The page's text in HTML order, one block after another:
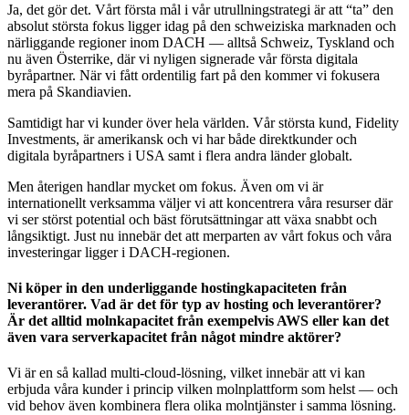
Ja, det gör det. Vårt första mål i vår utrullningstrategi är att “ta” den
absolut största fokus ligger idag på den schweiziska marknaden och
närliggande regioner inom DACH — alltså Schweiz, Tyskland och
nu även Österrike, där vi nyligen signerade vår första digitala
byråpartner. När vi fått ordentilig fart på den kommer vi fokusera
mera på Skandiavien.
Samtidigt har vi kunder över hela världen. Vår största kund, Fidelity
Investments, är amerikansk och vi har både direktkunder och
digitala byråpartners i USA samt i flera andra länder globalt.
Men återigen handlar mycket om fokus. Även om vi är
internationellt verksamma väljer vi att koncentrera våra resurser där
vi ser störst potential och bäst förutsättningar att växa snabbt och
långsiktigt. Just nu innebär det att merparten av vårt fokus och våra
investeringar ligger i DACH-regionen.
Ni köper in den underliggande hostingkapaciteten från
leverantörer. Vad är det för typ av hosting och leverantörer?
Är det alltid molnkapacitet från exempelvis AWS eller kan det
även vara serverkapacitet från något mindre aktörer?
Vi är en så kallad multi-cloud-lösning, vilket innebär att vi kan
erbjuda våra kunder i princip vilken molnplattform som helst — och
vid behov även kombinera flera olika molntjänster i samma lösning.